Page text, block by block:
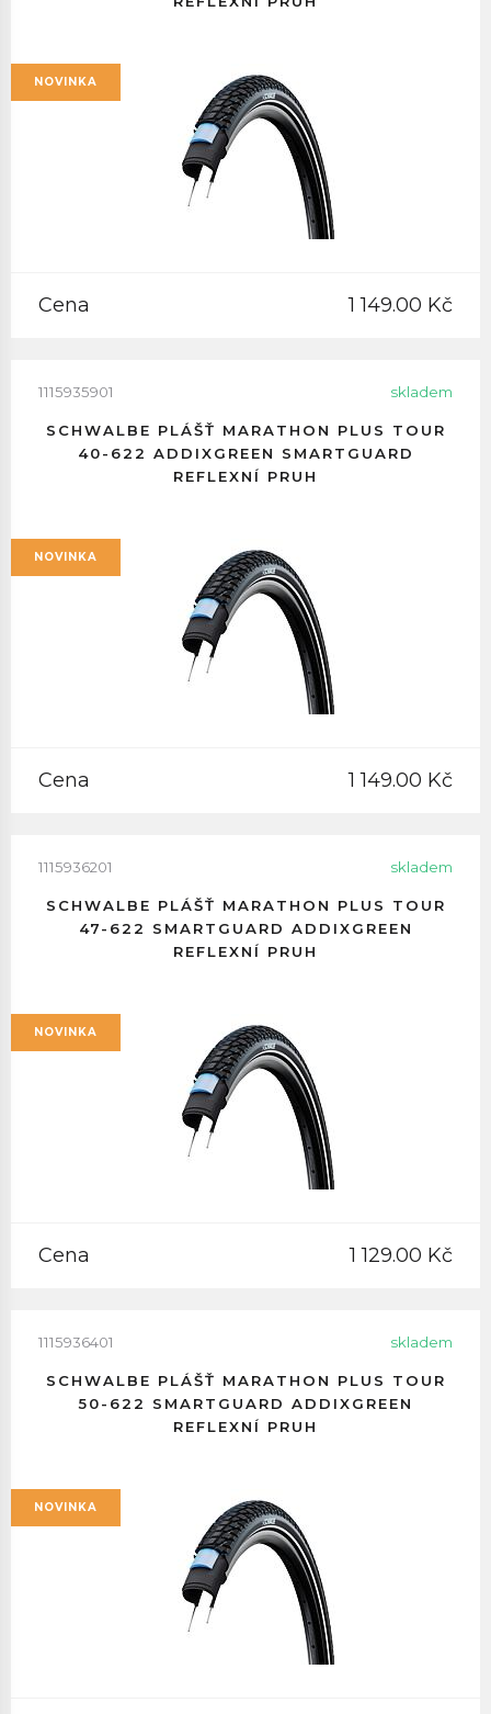
NOVINKA
Cena 1 149.00 Kč
1115935901 skladem
SCHWALBE PLÁŠŤ MARATHON PLUS TOUR
40-622 ADDIXGREEN SMARTGUARD
REFLEXNÍ PRUH
NOVINKA
Cena 1 149.00 Kč
1115936201 skladem
SCHWALBE PLÁŠŤ MARATHON PLUS TOUR
47-622 SMARTGUARD ADDIXGREEN
REFLEXNÍ PRUH
NOVINKA
Cena 1 129.00 Kč
1115936401 skladem
SCHWALBE PLÁŠŤ MARATHON PLUS TOUR
50-622 SMARTGUARD ADDIXGREEN
REFLEXNÍ PRUH
NOVINKA